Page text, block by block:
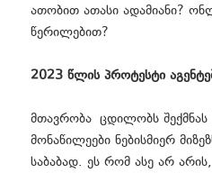
ათობით ათასი ადამიანი?
წერილებით?
2023 წლის პროტესტი
მთავრობა ცდილობს შექმნას
მონაწილეები ნებისმიერ
საბაბად. ეს რომ ასე არ